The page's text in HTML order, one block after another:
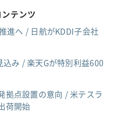
テンツ
進へ / 日航がKDDI子会社
み / 楽天Gが特別利益600
拠点設置の意向 / 米テスラ
荷開始